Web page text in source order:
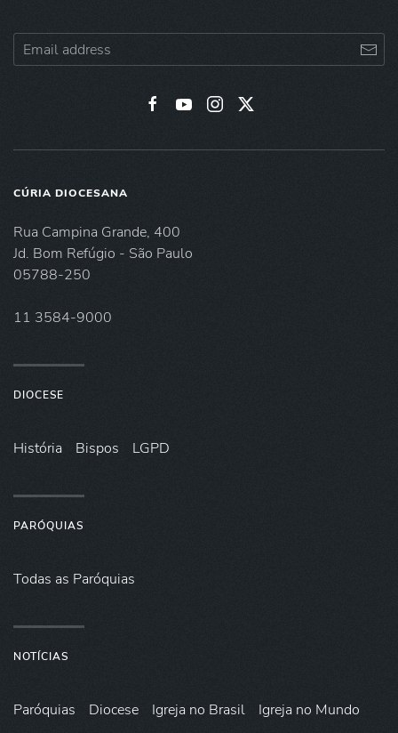
CÚRIA DIOCESANA
Rua Campina Grande, 400
Jd. Bom Refúgio - São Paulo
05788-250
11 3584-9000
DIOCESE
História Bispos LGPD
PARÓQUIAS
Todas as Paróquias
NOTÍCIAS
Paróquias Diocese Igreja no Brasil Igreja no Mundo